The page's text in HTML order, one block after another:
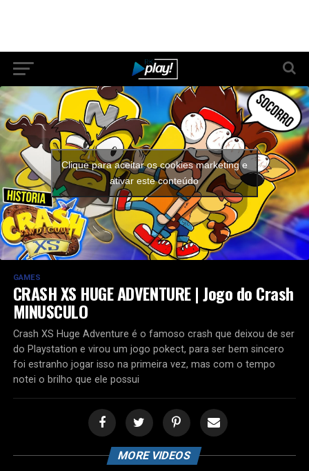
Clique para aceitar os cookies marketing e
ativar este conteúdo
GAMES
CRASH XS HUGE ADVENTURE | Jogo do Crash
MINUSCULO
Crash XS Huge Adventure é o famoso crash que deixou de ser
do Playstation e virou um jogo pokect, para ser bem sincero
foi estranho jogar isso na primeira vez, mas com o tempo
notei o brilho que ele possui
MORE VIDEOS